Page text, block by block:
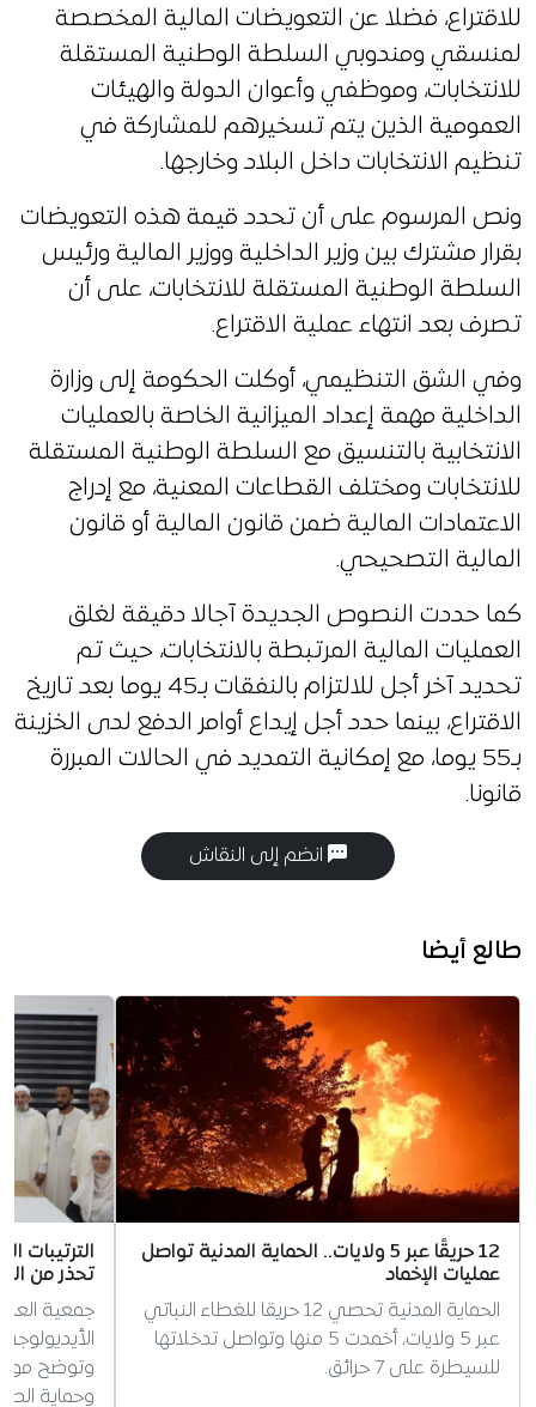
للاقتراع، فضلا عن التعويضات المالية المخصصة
لمنسقي ومندوبي السلطة الوطنية المستقلة
للانتخابات، وموظفي وأعوان الدولة والهيئات
العمومية الذين يتم تسخيرهم للمشاركة في
تنظيم الانتخابات داخل البلاد وخارجها.
ونص المرسوم على أن تحدد قيمة هذه التعويضات
بقرار مشترك بين وزير الداخلية ووزير المالية ورئيس
السلطة الوطنية المستقلة للانتخابات، على أن
تصرف بعد انتهاء عملية الاقتراع.
وفي الشق التنظيمي، أوكلت الحكومة إلى وزارة
الداخلية مهمة إعداد الميزانية الخاصة بالعمليات
الانتخابية بالتنسيق مع السلطة الوطنية المستقلة
للانتخابات ومختلف القطاعات المعنية، مع إدراج
الاعتمادات المالية ضمن قانون المالية أو قانون
المالية التصحيحي.
كما حددت النصوص الجديدة آجالا دقيقة لغلق
العمليات المالية المرتبطة بالانتخابات، حيث تم
تحديد آخر أجل للالتزام بالنفقات بـ45 يوما بعد تاريخ
الاقتراع، بينما حدد أجل إيداع أوامر الدفع لدى الخزينة
بـ55 يوما، مع إمكانية التمديد في الحالات المبررة
قانونا.
انضم إلى النقاش
طالع أيضا
12 حريقًا عبر 5 ولايات.. الحماية المدنية تواصل
عمليات الإخماد
الحماية المدنية تحصي 12 حريقا للغطاء النباتي
عبر 5 ولايات، أخمدت 5 منها وتواصل تدخلاتها
للسيطرة على 7 حرائق.
الترتيبات
تحذر من
جمعية
وتوضح
وحماية